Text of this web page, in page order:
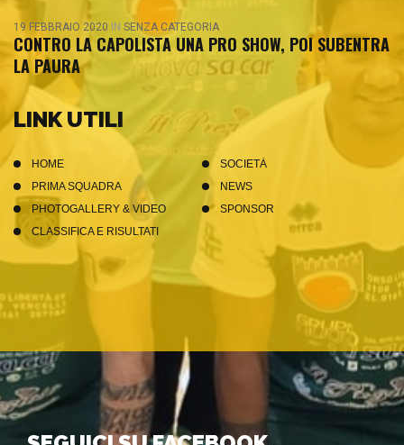
19 FEBBRAIO 2020 IN SENZA CATEGORIA
CONTRO LA CAPOLISTA UNA PRO SHOW, POI SUBENTRA
LA PAURA
LINK UTILI
HOME
SOCIETÀ
PRIMA SQUADRA
NEWS
PHOTOGALLERY & VIDEO
SPONSOR
CLASSIFICA E RISULTATI